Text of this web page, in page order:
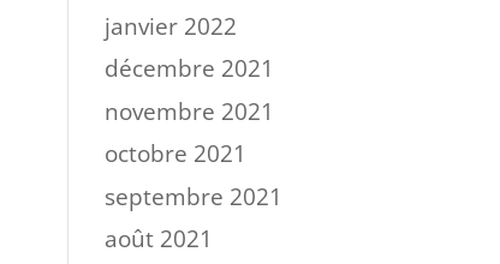
janvier 2022
décembre 2021
novembre 2021
octobre 2021
septembre 2021
août 2021